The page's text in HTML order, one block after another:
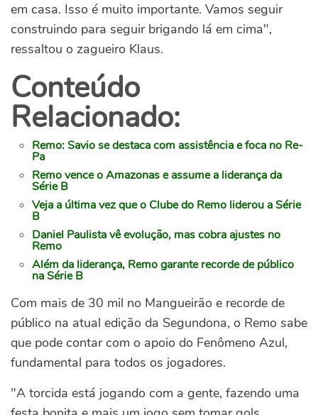
em casa. Isso é muito importante. Vamos seguir
construindo para seguir brigando lá em cima",
ressaltou o zagueiro Klaus.
Conteúdo
Relacionado:
Remo: Savio se destaca com assistência e foca no Re-
Pa
Remo vence o Amazonas e assume a liderança da
Série B
Veja a última vez que o Clube do Remo liderou a Série
B
Daniel Paulista vê evolução, mas cobra ajustes no
Remo
Além da liderança, Remo garante recorde de público
na Série B
Com mais de 30 mil no Mangueirão e recorde de
público na atual edição da Segundona, o Remo sabe
que pode contar com o apoio do Fenômeno Azul,
fundamental para todos os jogadores.
"A torcida está jogando com a gente, fazendo uma